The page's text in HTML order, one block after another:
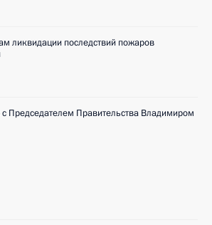
ликвидации последствий пожаров
Председателем Правительства Владимиром